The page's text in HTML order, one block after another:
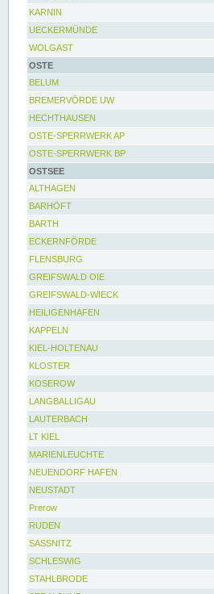
KARNIN
UECKERMÜNDE
WOLGAST
OSTE
BELUM
BREMERVÖRDE UW
HECHTHAUSEN
OSTE-SPERRWERK AP
OSTE-SPERRWERK BP
OSTSEE
ALTHAGEN
BARHÖFT
BARTH
ECKERNFÖRDE
FLENSBURG
GREIFSWALD OIE
GREIFSWALD-WIECK
HEILIGENHAFEN
KAPPELN
KIEL-HOLTENAU
KLOSTER
KOSEROW
LANGBALLIGAU
LAUTERBACH
LT KIEL
MARIENLEUCHTE
NEUENDORF HAFEN
NEUSTADT
Prerow
RUDEN
SASSNITZ
SCHLESWIG
STAHLBRODE